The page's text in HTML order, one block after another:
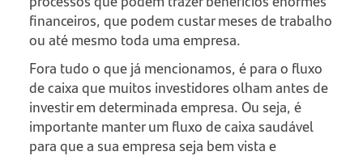
financeiros, que podem custar meses de trabalho
ou até mesmo toda uma empresa.
Fora tudo o que já mencionamos, é para o fluxo
de caixa que muitos investidores olham antes de
investir em determinada empresa. Ou seja, é
importante manter um fluxo de caixa saudável
para que a sua empresa seja bem vista e